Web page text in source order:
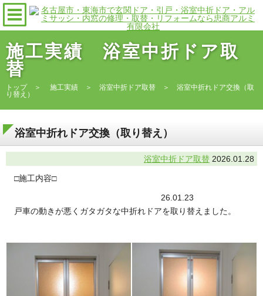
施工実績 浴室中折ドア取
替
トップ＞ 施工実績 ＞ 浴室中折ドア取替 ＞ 浴室中折れドア交換（取
り替え）
浴室中折れドア交換（取り替え）
浴室中折ドア取替 2026.01.28
□施工内容□
26.01.23
戸車の動きが悪くガタガタな中折れドアを取り替えました。